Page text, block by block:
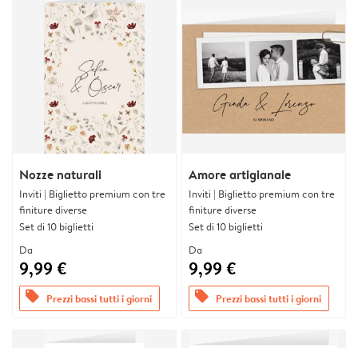
Nozze naturali
Inviti | Biglietto premium con tre
finiture diverse
Set di 10 biglietti
Da
9,99 €
offers Prezzi bassi tutti i giorni
Amore artigianale
Inviti | Biglietto premium con tre
finiture diverse
Set di 10 biglietti
Da
9,99 €
offers Prezzi bassi tutti i giorni